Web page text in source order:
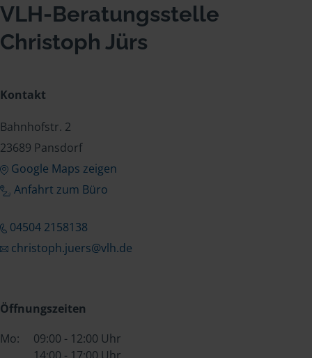
VLH-Beratungsstelle
Christoph Jürs
Kontakt
Bahnhofstr. 2
23689 Pansdorf
Google Maps zeigen
Anfahrt zum Büro
04504 2158138
christoph.juers@vlh.de
Öffnungszeiten
Mo:
09:00 - 12:00 Uhr